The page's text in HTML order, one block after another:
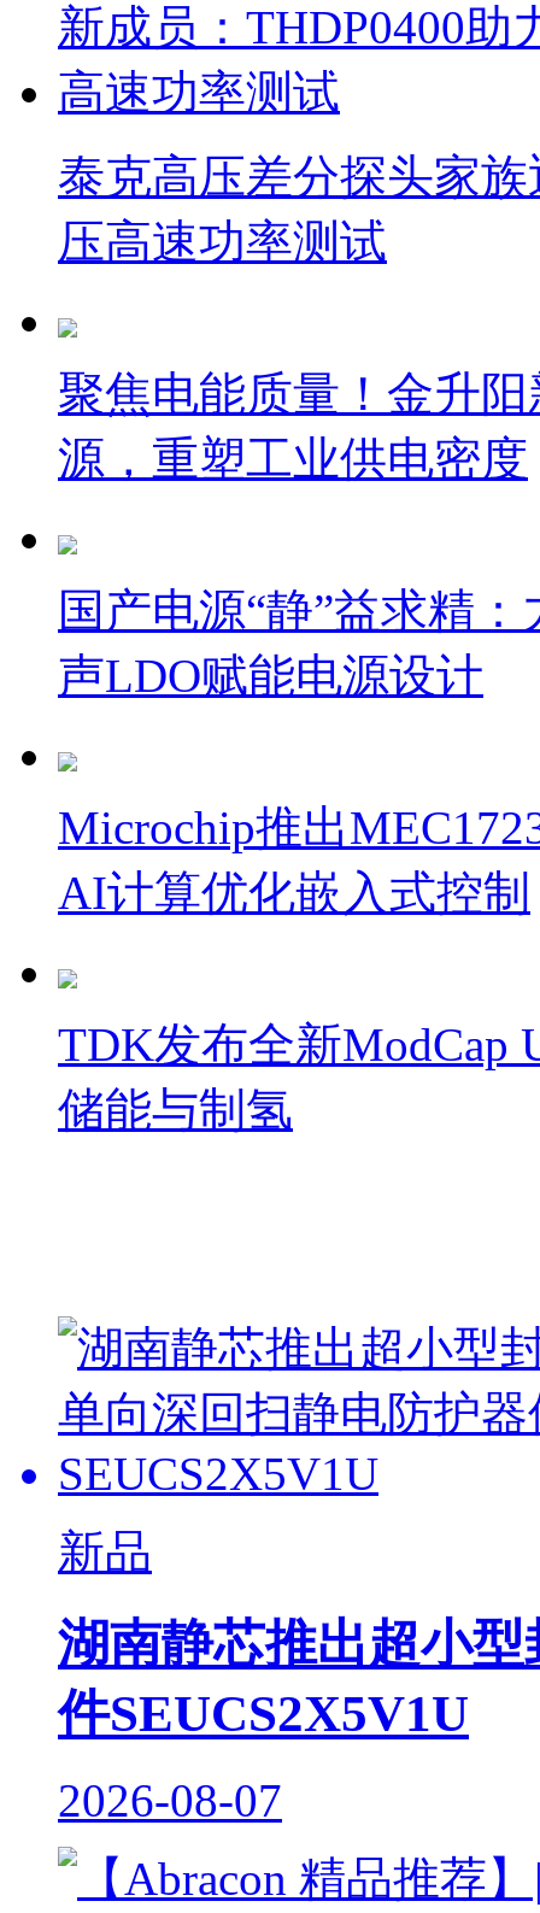
泰克高压差分探头家
压高速功率测试
聚焦电能质量！金升
源，重塑工业供电密度
国产电源“静”益求精
声LDO赋能电源设计
Microchip推出
AI计算优化嵌入式控制
TDK发布全新ModCap
储能与制氢
新品
湖南静芯推出超小
件SEUCS2X5V1U
2026-08-07